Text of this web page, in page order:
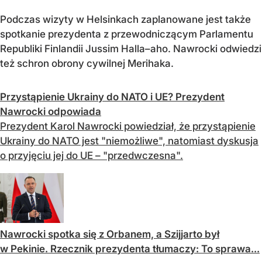
Podczas wizyty w Helsinkach zaplanowane jest także
spotkanie prezydenta z przewodniczącym Parlamentu
Republiki Finlandii Jussim Halla–aho. Nawrocki odwiedzi
też schron obrony cywilnej Merihaka.
Przystąpienie Ukrainy do NATO i UE? Prezydent
Nawrocki odpowiada
Prezydent Karol Nawrocki powiedział, że przystąpienie
Ukrainy do NATO jest "niemożliwe", natomiast dyskusja
o przyjęciu jej do UE – "przedwczesna".
Nawrocki spotka się z Orbanem, a Szijjarto był
w Pekinie. Rzecznik prezydenta tłumaczy: To sprawa...